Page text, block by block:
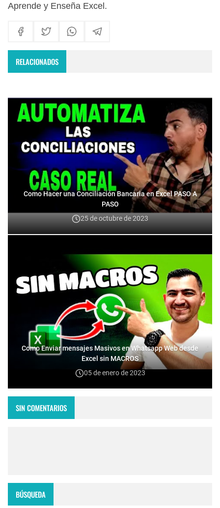
Aprende y Enseña Excel.
RELACIONADOS
Como Hacer una Conciliación Bancaria en Excel PASO A
PASO
25 de octubre de 2023
Como Enviar mensajes Masivos en Whatsapp Web desde
Excel sin MACROS
05 de enero de 2023
SIN COMENTARIOS
BÚSQUEDA